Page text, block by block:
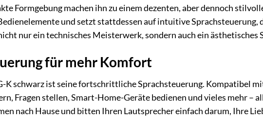
Formgebung machen ihn zu einem dezenten, aber dennoch
und setzt stattdessen auf intuitive Sprachsteuerung,
nur ein technisches Meisterwerk, sondern auch ein ästhetisches
für mehr Komfort
K schwarz ist seine fortschrittliche Sprachsteuerung. Kompatibel
Fragen stellen, Smart-Home-Geräte bedienen und vieles mehr –
nach Hause und bitten Ihren Lautsprecher einfach darum, Ihre